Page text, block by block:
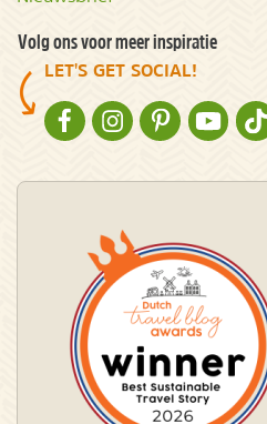
Volg ons voor meer inspiratie
LET'S GET SOCIAL!
NATURESCANNER OP
NATURESCANNER OP